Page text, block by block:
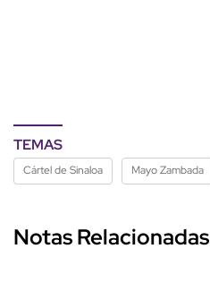
TEMAS
Cártel de Sinaloa Mayo Zambada
Notas Relacionadas